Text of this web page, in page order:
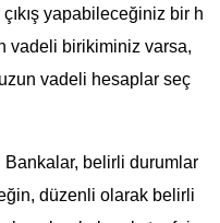
çıkış yapabileceğiniz bir h
vadeli birikiminiz varsa,
vadeli hesaplar seç
belirli durumlar
düzenli olarak belirli